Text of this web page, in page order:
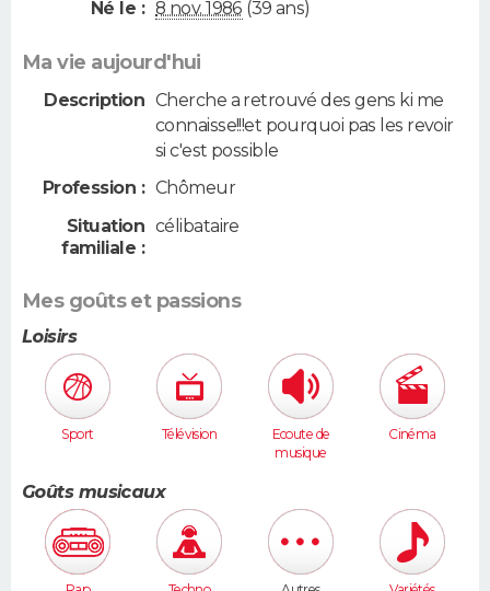
Né le : 8 nov. 1986 (39 ans)
Ma vie aujourd'hui
Description Cherche a retrouvé des gens ki me
connaisse!!!et pourquoi pas les revoir
si c'est possible
Profession : Chômeur
Situation
familiale :
célibataire
Mes goûts et passions
Loisirs
Sport Télévision
Ecoute de
musique
Cinéma
Goûts musicaux